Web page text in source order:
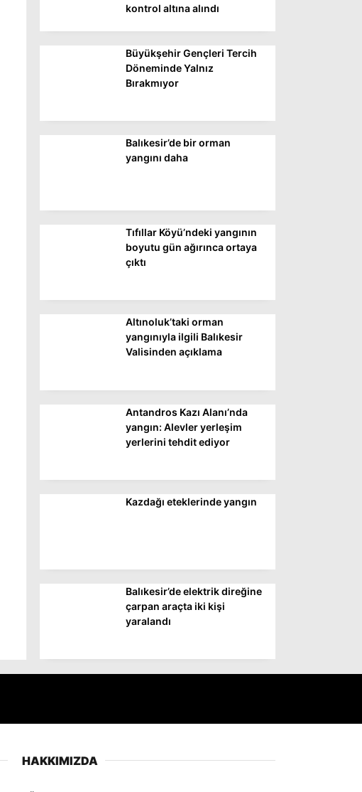
Instagram
kontrol altına alındı
Büyükşehir Gençleri Tercih
Döneminde Yalnız
Bırakmıyor
Balıkesir’de bir orman
yangını daha
Tıfıllar Köyü’ndeki yangının
boyutu gün ağırınca ortaya
çıktı
Altınoluk’taki orman
yangınıyla ilgili Balıkesir
Valisinden açıklama
Antandros Kazı Alanı’nda
yangın: Alevler yerleşim
yerlerini tehdit ediyor
Kazdağı eteklerinde yangın
Balıkesir’de elektrik direğine
çarpan araçta iki kişi
yaralandı
HAKKIMIZDA